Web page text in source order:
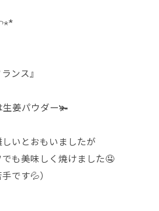
ンス』
姜パウダー🫚
いとおもいましたが
も美味しく焼けました🤤
です💦）